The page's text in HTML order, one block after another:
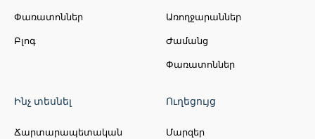
Փառատոններ
Բլոգ
Առողջարաններ
Ժամանց
Փառատոններ
Ինչ տեսնել
Ճարտարապետական
Ուղեցույց
Մարզեր